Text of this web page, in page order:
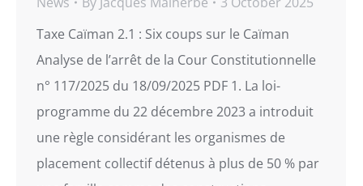
Taxe Caïman 2.1 : Six coups sur le Caïman
Analyse de l’arrêt de la Cour Constitutionnelle
n° 117/2025 du 18/09/2025 PDF 1. La loi-
programme du 22 décembre 2023 a introduit
une règle considérant les organismes de
placement collectif détenus à plus de 50 % par